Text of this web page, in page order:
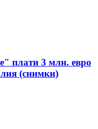
плати 3 млн. евро
(снимки)